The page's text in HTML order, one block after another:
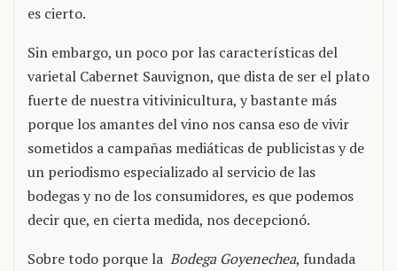
es cierto.
Sin embargo, un poco por las características del
varietal Cabernet Sauvignon, que dista de ser el plato
fuerte de nuestra vitivinicultura, y bastante más
porque los amantes del vino nos cansa eso de vivir
sometidos a campañas mediáticas de publicistas y de
un periodismo especializado al servicio de las
bodegas y no de los consumidores, es que podemos
decir que, en cierta medida, nos decepcionó.
Sobre todo porque la Bodega Goyenechea, fundada